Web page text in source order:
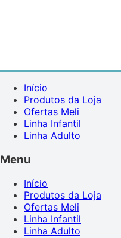
Início
Produtos da Loja
Ofertas Meli
Linha Infantil
Linha Adulto
Menu
Início
Produtos da Loja
Ofertas Meli
Linha Infantil
Linha Adulto